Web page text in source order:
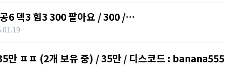
3 힘3 300 팔아요 / 300 /
만 ㅍㅍ (2개 보유 중) / 35만 / 디스코드 : banana555_